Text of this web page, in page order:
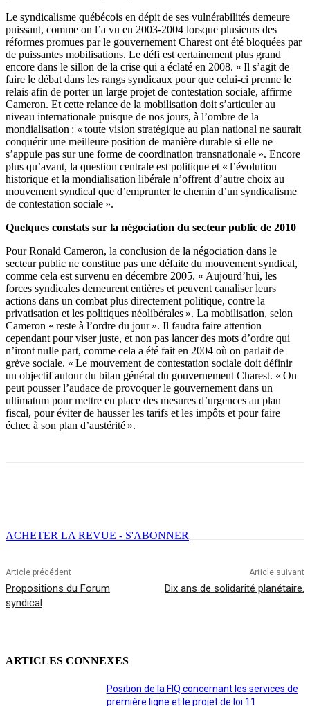
Le syndicalisme québécois en dépit de ses vulnérabilités demeure
puissant, comme on l’a vu en 2003-2004 lorsque plusieurs des
réformes promues par le gouvernement Charest ont été bloquées par
de puissantes mobilisations. Le défi est certainement plus grand
encore dans le sillon de la crise qui a éclaté en 2008. « Il s’agit de
faire le débat dans les rangs syndicaux pour que celui-ci prenne le
relais afin de porter un large projet de contestation sociale, affirme
Cameron. Et cette relance de la mobilisation doit s’articuler au
niveau internationale puisque de nos jours, à l’ombre de la
mondialisation : « toute vision stratégique au plan national ne saurait
conquérir une meilleure position de manière durable si elle ne
s’appuie pas sur une forme de coordination transnationale ». Encore
plus qu’avant, la question centrale est politique et « l’évolution
historique et la mondialisation libérale n’offrent d’autre choix au
mouvement syndical que d’emprunter le chemin d’un syndicalisme
de contestation sociale ».
Quelques constats sur la négociation du secteur public de 2010
Pour Ronald Cameron, la conclusion de la négociation dans le
secteur public ne constitue pas une défaite du mouvement syndical,
comme cela est survenu en décembre 2005. « Aujourd’hui, les
forces syndicales demeurent entières et peuvent canaliser leurs
actions dans un combat plus directement politique, contre la
privatisation et les politiques néolibérales ». La mobilisation, selon
Cameron « reste à l’ordre du jour ». Il faudra faire attention
cependant pour viser juste, et non pas lancer des mots d’ordre qui
n’iront nulle part, comme cela a été fait en 2004 où on parlait de
grève sociale. « Le mouvement de contestation sociale doit définir
un objectif autour du bilan général du gouvernement Charest. « On
peut pousser l’audace de provoquer le gouvernement dans un
ultimatum pour mettre en place des mesures d’urgences au plan
fiscal, pour éviter de hausser les tarifs et les impôts et pour faire
échec à son plan d’austérité ».
ACHETER LA REVUE - S'ABONNER
Article précédent
Propositions du Forum
syndical
Article suivant
Dix ans de solidarité planétaire.
ARTICLES CONNEXES
Position de la FIQ concernant les services de
première ligne et le projet de loi 11